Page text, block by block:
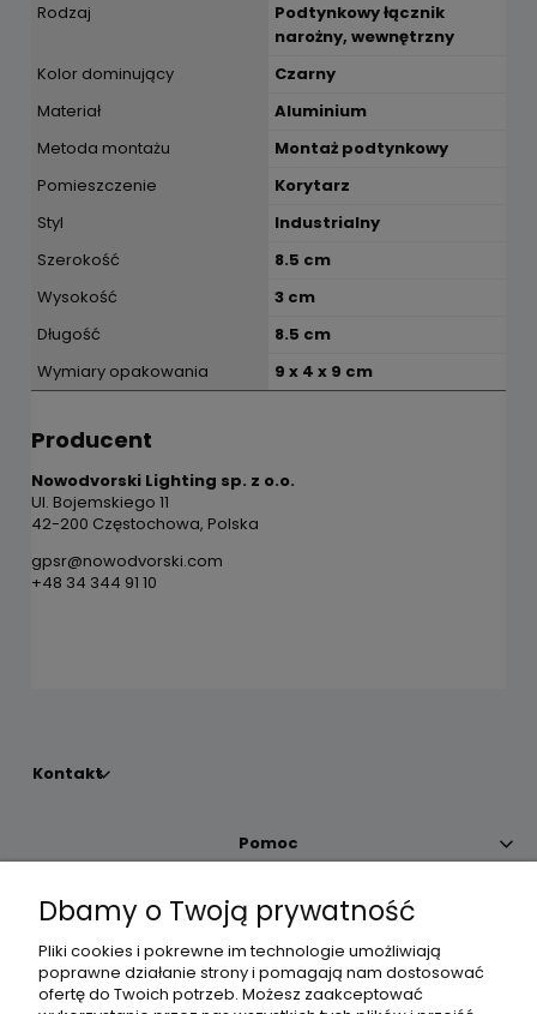
Rodzaj
Podtynkowy łącznik
narożny, wewnętrzny
Kolor dominujący
Czarny
Materiał
Aluminium
Metoda montażu
Montaż podtynkowy
Pomieszczenie
Korytarz
Styl
Industrialny
Szerokość
8.5 cm
Wysokość
3 cm
Długość
8.5 cm
Wymiary opakowania
9 x 4 x 9 cm
Producent
Nowodvorski Lighting sp. z o.o.
Ul. Bojemskiego 11
42-200 Częstochowa, Polska
gpsr@nowodvorski.com
+48 34 344 91 10
Kontakt
Pomoc
Moje konto
Płatności i dostawa
Dbamy o Twoją prywatność
Pliki cookies i pokrewne im technologie umożliwiają
poprawne działanie strony i pomagają nam dostosować
ofertę do Twoich potrzeb. Możesz zaakceptować